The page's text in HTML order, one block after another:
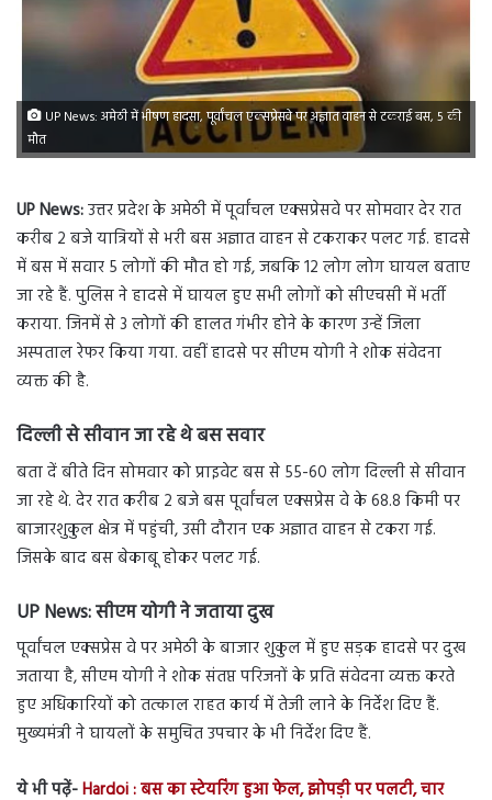
UP News: अमेठी में भीषण हादसा, पूर्वांचल एक्सप्रेसवे पर अज्ञात वाहन से टकराई बस, 5 की
मौत
UP News:उत्तर प्रदेश के अमेठी में पूर्वांचल एक्सप्रेसवे पर सोमवार देर रात
करीब 2 बजे यात्रियों से भरी बस अज्ञात वाहन से टकराकर पलट गई. हादसे
में बस में सवार 5 लोगों की मौत हो गई, जबकि 12 लोग लोग घायल बताए
जा रहे हैं. पुल‍िस ने हादसे में घायल हुए सभी लोगों को सीएचसी में भर्ती
कराया. जिनमें से 3 लोगों की हालत गंभीर होने के कारण उन्हें जिला
अस्पताल रेफर किया गया. वहीं हादसे पर सीएम योगी ने शोक संवेदना
व्यक्त की है.
दिल्ली से सीवान जा रहे थे बससवार
बता दें बीते दिन सोमवार को प्राइवेट बस से 55-60 लोग दिल्ली से सीवान
जा रहे थे. देर रात करीब 2 बजे बस पूर्वांचल एक्सप्रेस वे के 68.8 किमी पर
बाजारशुकुल क्षेत्र में पहुंची, उसी दौरान एक अज्ञात वाहन से टकरा गई.
जिसके बाद बस बेकाबू होकर पलट गई.
UP News:सीएम योगी ने जताया दुख
पूर्वांचल एक्सप्रेस वे पर अमेठी के बाजार शुकुल में हुए सड़क हादसे पर दुख
जताया है, सीएम योगी ने शोक संतप्त परिजनों के प्रति संवेदना व्यक्त करते
हुए अधिकारियों को तत्काल राहत कार्य में तेजी लाने के निर्देश दिए हैं.
मुख्यमंत्री ने घायलों के समुचित उपचार के भी निर्देश दिए हैं.
ये भी पढ़ें-Hardoi : बस का स्टेयरिंग हुआ फेल, झोपड़ी पर पलटी, चार